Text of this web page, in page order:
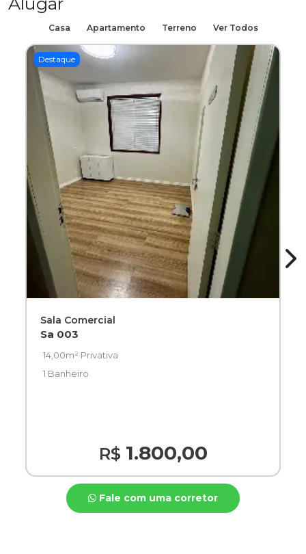
Casa Apartamento Terreno Ver Todos
Destaque
Sala Comercial
Sa 003
14,00m² Privativa
1 Banheiro
R$ 1.800,00
Fale com uma corretor